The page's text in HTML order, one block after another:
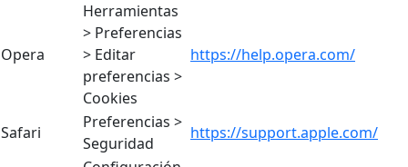
Opera
Herramientas
> Preferencias
> Editar
preferencias >
Cookies
https://help.opera.com/
Safari
Preferencias >
Seguridad
https://support.apple.com/